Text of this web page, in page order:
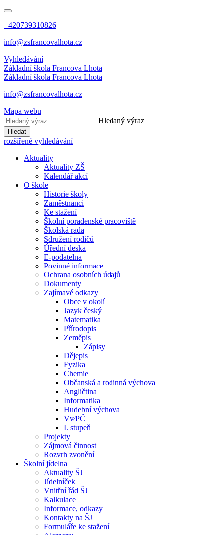
+420739310826
info@zsfrancovalhota.cz
Vyhledávání
Základní škola Francova Lhota
Základní škola Francova Lhota
info@zsfrancovalhota.cz
Mapa webu
Hledaný výraz
Hledat
rozšířené vyhledávání
Aktuality
Aktuality ZŠ
Kalendář akcí
O škole
Historie školy
Zaměstnanci
Ke stažení
Školní poradenské pracoviště
Školská rada
Sdružení rodičů
Úřední deska
E-podatelna
Povinné informace
Ochrana osobních údajů
Dokumenty
Zajímavé odkazy
Obce v okolí
Jazyk český
Matematika
Přírodopis
Zeměpis
Zápisy
Dějepis
Fyzika
Chemie
Občanská a rodinná výchova
Angličtina
Informatika
Hudební výchova
Vv⁄PČ
I. stupeň
Projekty
Zájmová činnost
Rozvrh zvonění
Školní jídelna
Aktuality ŠJ
Jídelníček
Vnitřní řád ŠJ
Kalkulace
Informace, odkazy
Kontakty na ŠJ
Formuláře ke stažení